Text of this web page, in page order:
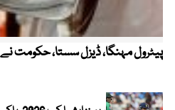
پیٹرول مہنگا، ڈیزل سستا، حکومت نے